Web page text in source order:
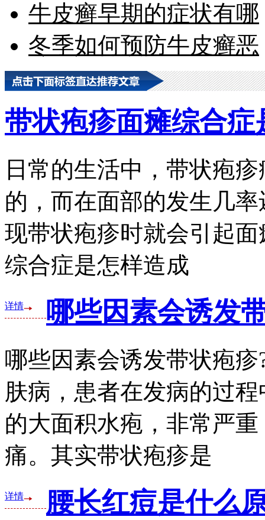
牛皮癣早期的症状有哪
冬季如何预防牛皮癣恶
带状疱疹面瘫综合
日常的生活中，带状疱
的，而在面部的发生几
现带状疱疹时就会引起
综合症是怎样造成
详情 哪些因素会诱发
哪些因素会诱发带状疱
肤病，患者在发病的过
的大面积水疱，非常严
痛。其实带状疱疹是
详情 腰长红痘是什么